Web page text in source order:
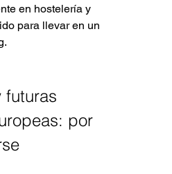
en hostelería y
para llevar en un
futuras
por